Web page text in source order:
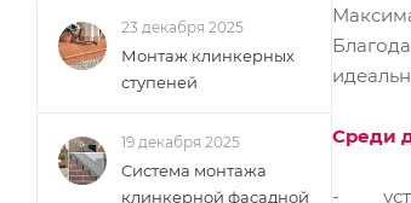
Среди
-
23 декабря 2025
Монтаж клинкерных
ступеней
19 декабря 2025
Cистема монтажа
клинкерной фасадной